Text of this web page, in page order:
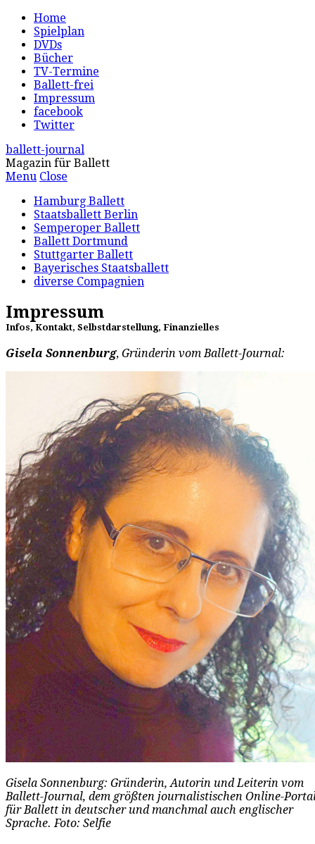
Home
Spielplan
DVDs
Bücher
TV-Termine
Ballett-frei
Impressum
facebook
Twitter
ballett-journal
Magazin für Ballett
Menu Close
Hamburg Ballett
Staatsballett Berlin
Semperoper Ballett
Ballett Dortmund
Stuttgarter Ballett
Bayerisches Staatsballett
diverse Compagnien
Impressum
Infos, Kontakt, Selbstdarstellung, Finanzielles
Gisela Sonnenburg, Gründerin vom Ballett-Journal:
Gisela Sonnenburg: Gründerin, Autorin und Leiterin vom
Ballett-Journal, dem größten journalistischen Online-
für Ballett in deutscher und manchmal auch englischer
Sprache. Foto: Selfie